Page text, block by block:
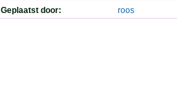
Geplaatst door: roos